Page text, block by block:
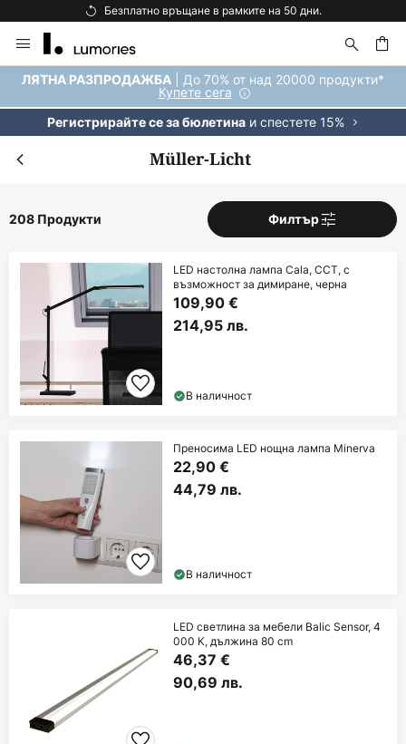
Безплатна доставка над 92 €.
Прескачане
към
съдържанието
ЛЯТНА РАЗПРОДАЖБА | До 70% от над 20000 продукти*
Купете сега
Регистрирайте се за бюлетинаи спестете 15%
Müller-Licht
208 Продукти Филтър
LED настолна лампа Cala, CCT, с
възможност за димиране, черна
109,90 €
214,95 лв.
В наличност
Преносима LED нощна лампа Minerva
22,90 €
44,79 лв.
В наличност
LED светлина за мебели Balic Sensor, 4
000 K, дължина 80 cm
46,37 €
90,69 лв.